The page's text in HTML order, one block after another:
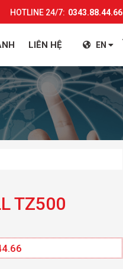
HOTLINE 24/7: 0343.88.44.66
LIÊN HỆ EN
TZ500